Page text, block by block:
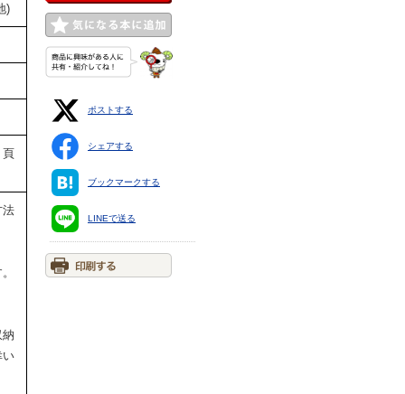
)
法
い
ポストする
シェアする
ブックマークする
LINEで送る